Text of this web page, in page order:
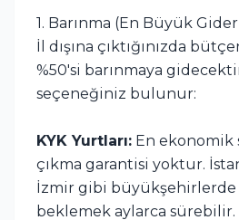
1. Barınma (En Büyük
İl dışına çıktığınızda
%50'si barınmaya
seçeneğiniz bulunur:
KYK Yurtları: En ekonomik
çıkma garantisi yoktur.
İzmir gibi büyükşehirlerde
beklemek aylarca sürebilir.